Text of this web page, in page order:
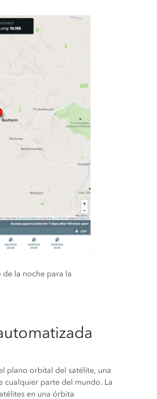
la noche para la
plano orbital del satélite, una
cualquier parte del mundo. La
en una órbita